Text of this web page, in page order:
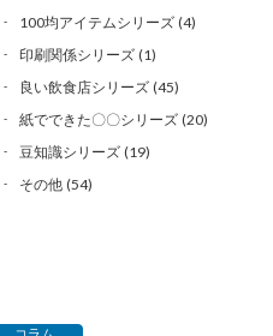
100均アイテムシリーズ(4)
印刷関係シリーズ(1)
良い飲食店シリーズ(45)
紙でできた〇〇シリーズ(20)
豆知識シリーズ(19)
その他(54)